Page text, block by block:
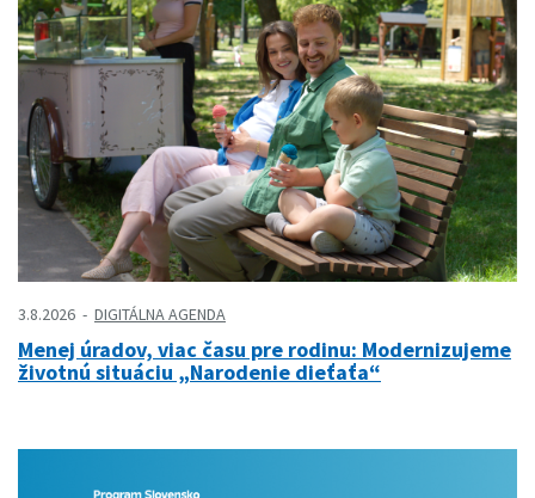
3.8.2026 DIGITÁLNA AGENDA
Menej úradov, viac času pre rodinu: Modernizujeme
životnú situáciu „Narodenie dieťaťa“